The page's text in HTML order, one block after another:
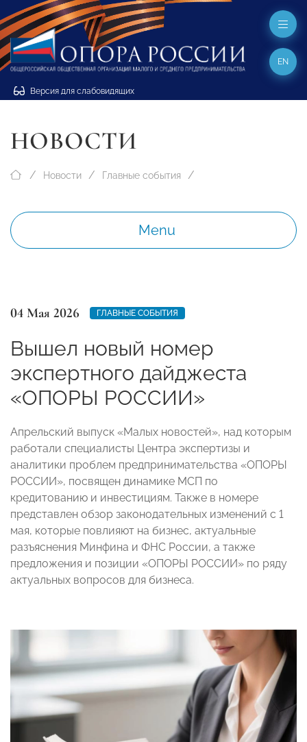
Версия для слабовидящих
EN
НОВОСТИ
Новости Главные события
Menu
04 Мая 2026 ГЛАВНЫЕ СОБЫТИЯ
Вышел новый номер
экспертного дайджеста
«ОПОРЫ РОССИИ»
Апрельский выпуск «Малых новостей», над которым
работали специалисты Центра экспертизы и
аналитики проблем предпринимательства «ОПОРЫ
РОССИИ», посвящен динамике МСП по
кредитованию и инвестициям. Также в номере
представлен обзор законодательных изменений с 1
мая, которые повлияют на бизнес, актуальные
разъяснения Минфина и ФНС России, а также
предложения и позиции «ОПОРЫ РОССИИ» по ряду
актуальных вопросов для бизнеса.